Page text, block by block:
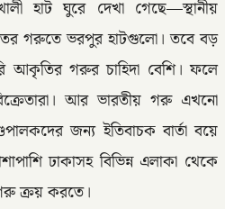
হাট ঘুরে দেখা গেছে—স্থানীয়
গরুতে ভরপুর হাটগুলো। তবে বড়
গরুর চাহিদা বেশি। ফলে
আর ভারতীয় গরু এখনো
জন্য ইতিবাচক বার্তা বয়ে
ঢাকাসহ বিভিন্ন এলাকা থেকে
ক্রয় করতে।